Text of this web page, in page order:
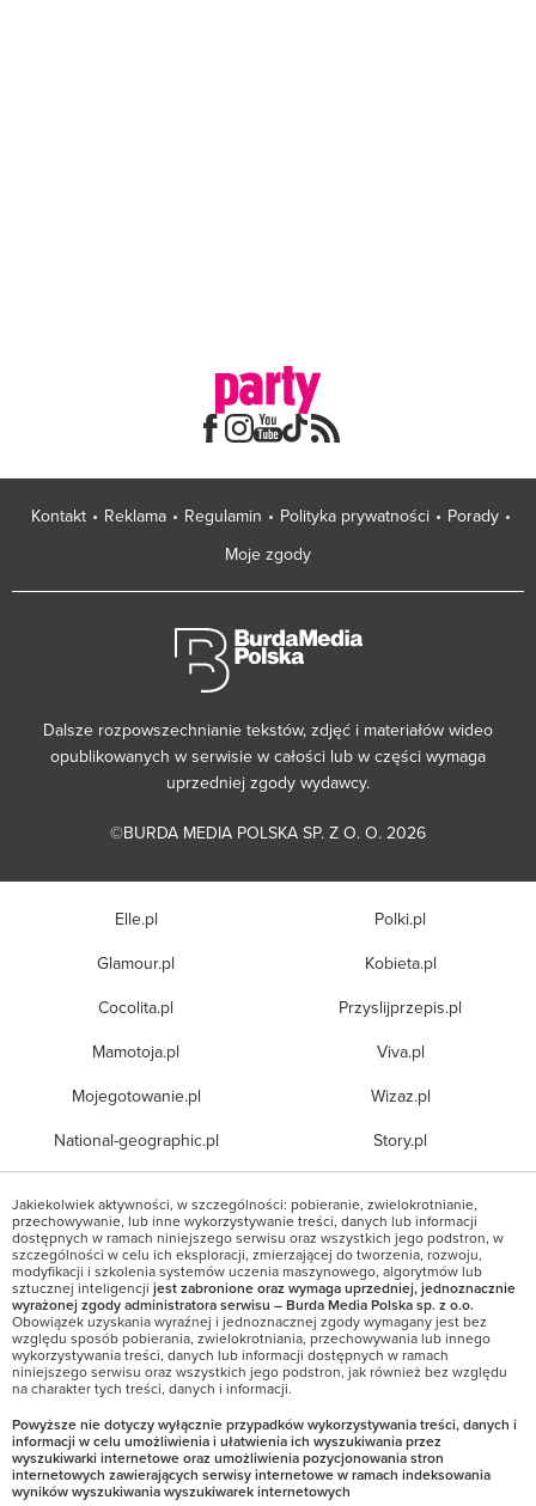
Kontakt Reklama Regulamin Polityka prywatności
Porady
Moje zgody
Dalsze rozpowszechnianie tekstów, zdjęć i materiałów wideo
opublikowanych w serwisie w całości lub w części wymaga
uprzedniej zgody wydawcy.
©BURDA MEDIA POLSKA SP. Z O. O. 2026
Elle.pl
Glamour.pl
Cocolita.pl
Mamotoja.pl
Mojegotowanie.pl
National-geographic.pl
Polki.pl
Kobieta.pl
Przyslijprzepis.pl
Viva.pl
Wizaz.pl
Story.pl
Jakiekolwiek aktywności, w szczególności: pobieranie, zwielokrotnianie,
przechowywanie, lub inne wykorzystywanie treści, danych lub informacji
dostępnych w ramach niniejszego serwisu oraz wszystkich jego podstron, w
szczególności w celu ich eksploracji, zmierzającej do tworzenia, rozwoju,
modyfikacji i szkolenia systemów uczenia maszynowego, algorytmów lub
sztucznej inteligencji jest zabronione oraz wymaga uprzedniej, jednoznacznie
wyrażonej zgody administratora serwisu – Burda Media Polska sp. z o.o.
Obowiązek uzyskania wyraźnej i jednoznacznej zgody wymagany jest bez
względu sposób pobierania, zwielokrotniania, przechowywania lub innego
wykorzystywania treści, danych lub informacji dostępnych w ramach
niniejszego serwisu oraz wszystkich jego podstron, jak również bez względu
na charakter tych treści, danych i informacji.
Powyższe nie dotyczy wyłącznie przypadków wykorzystywania treści, danych i
informacji w celu umożliwienia i ułatwienia ich wyszukiwania przez
wyszukiwarki internetowe oraz umożliwienia pozycjonowania stron
internetowych zawierających serwisy internetowe w ramach indeksowania
wyników wyszukiwania wyszukiwarek internetowych